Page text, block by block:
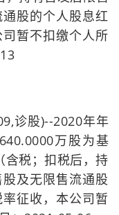
股的个人股息红
暂不扣缴个人所
诊股)--2020年年
万股为基
含税；扣税后，持
及无限售流通股
征收，本公司暂